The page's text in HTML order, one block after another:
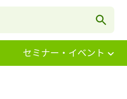
セミナー・イベント